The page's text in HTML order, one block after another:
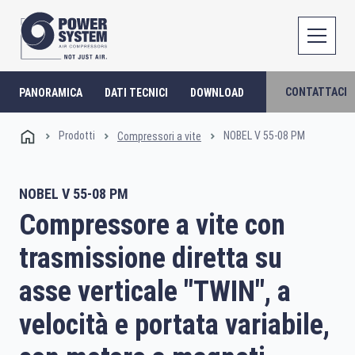
PANORAMICA DATI TECNICI DOWNLOAD CONTATTACI
Prodotti Compressori a vite NOBEL V 55-08 PM
NOBEL V 55-08 PM
Compressore a vite con
trasmissione diretta su
asse verticale "TWIN", a
velocità e portata variabile,